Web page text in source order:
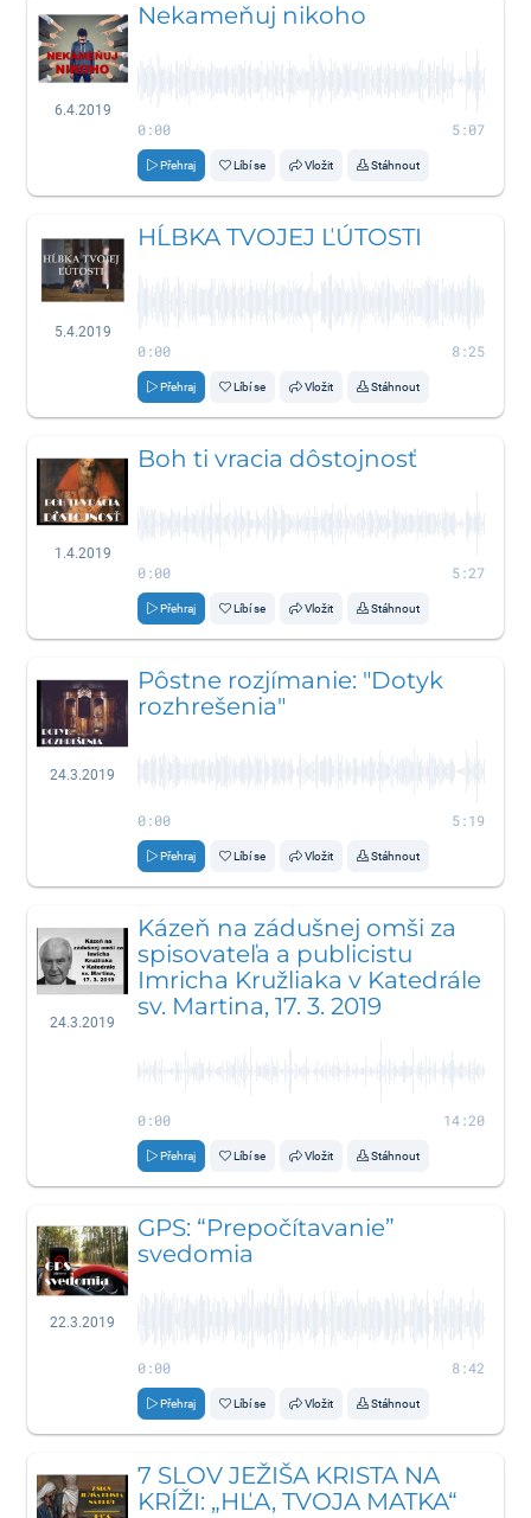
6.4.2019
Nekameňuj nikoho
0:00 5:07
Přehraj Líbí se Vložit Stáhnout
5.4.2019
HĹBKA TVOJEJ ĽÚTOSTI
0:00 8:25
Přehraj Líbí se Vložit Stáhnout
1.4.2019
Boh ti vracia dôstojnosť
0:00 5:27
Přehraj Líbí se Vložit Stáhnout
24.3.2019
Pôstne rozjímanie: "Dotyk
rozhrešenia"
0:00 5:19
Přehraj Líbí se Vložit Stáhnout
24.3.2019
Kázeň na zádušnej omši za
spisovateľa a publicistu
Imricha Kružliaka v Katedrále
sv. Martina, 17. 3. 2019
0:00 14:20
Přehraj Líbí se Vložit Stáhnout
22.3.2019
GPS: “Prepočítavanie”
svedomia
0:00 8:42
Přehraj Líbí se Vložit Stáhnout
7 SLOV JEŽIŠA KRISTA NA
KRÍŽI: „HĽA, TVOJA MATKA“